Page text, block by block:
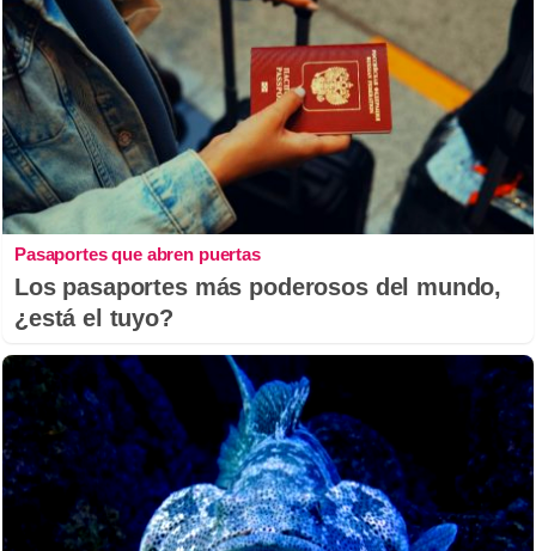
Pasaportes que abren puertas
Los pasaportes más poderosos del mundo,
¿está el tuyo?